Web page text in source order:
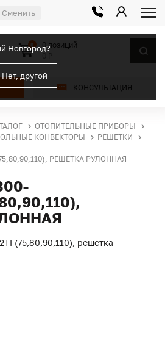
Сменить
Новгород?
Нет, другой
КОНСУЛЬТАЦИЯ
0
0 позиций
ОТОПИТЕЛЬНЫЕ ПРИБОРЫ
КОНВЕКТОРЫ
РЕШЕТКИ
РЕШЕТКА РУЛОННАЯ